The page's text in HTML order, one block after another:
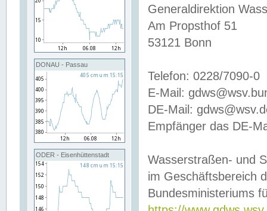
DONAU - Passau
ODER - Eisenhüttenstadt
Generaldirektion
Am Propsthof 51
53121 Bonn
Telefon: 0228/7090-0
E-Mail:
DE-Mail:
Empfänger das DE-
Wasserstraßen- und
im Geschäftsbereich
Bundesministeriums